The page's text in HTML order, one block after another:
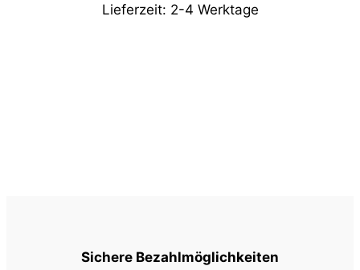
Lieferzeit: 2-4 Werktage
Sichere Bezahlmöglichkeiten